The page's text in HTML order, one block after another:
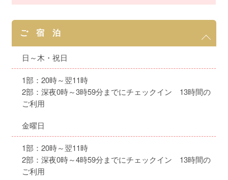
ご 宿 泊
日～木・祝日
1部：20時～翌11時
2部：深夜0時～3時59分までにチェックイン 13時間の
ご利用
金曜日
1部：20時～翌11時
2部：深夜0時～4時59分までにチェックイン 13時間の
ご利用